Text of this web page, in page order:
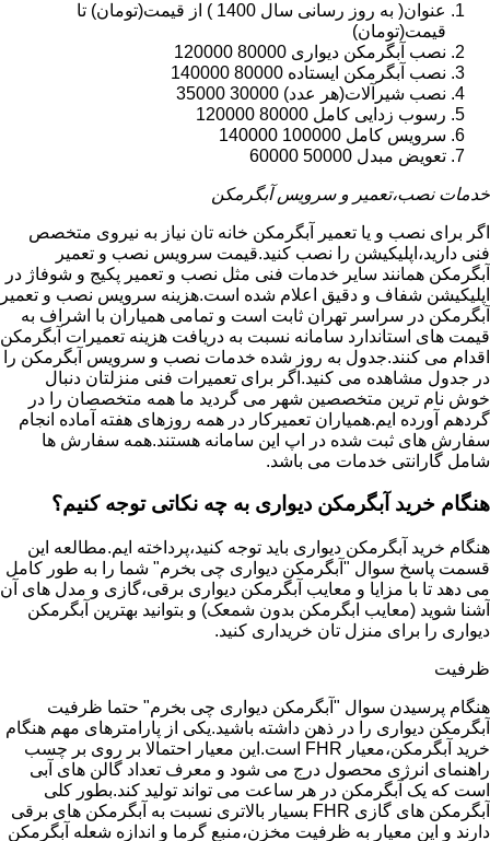
عنوان( به روز رسانی سال 1400 ) از قیمت(تومان) تا
قیمت(تومان)
نصب آبگرمکن دیواری 80000 120000
نصب آبگرمکن ایستاده 80000 140000
نصب شیرآلات(هر عدد) 30000 35000
رسوب زدایی کامل 80000 120000
سرویس کامل 100000 140000
تعویض مبدل 50000 60000
خدمات نصب،تعمیر و سرویس آبگرمکن
اگر برای نصب و یا تعمیر آبگرمکن خانه تان نیاز به نیروی متخصص
فنی دارید،اپلیکیشن را نصب کنید.قیمت سرویس نصب و تعمیر
آبگرمکن همانند سایر خدمات فنی مثل نصب و تعمیر پکیج و شوفاژ در
اپلیکیشن شفاف و دقیق اعلام شده است.هزینه سرویس نصب و تعمیر
آبگرمکن در سراسر تهران ثابت است و تمامی همیاران با اشراف به
قیمت های استاندارد سامانه نسبت به دریافت هزینه تعمیرات آبگرمکن
اقدام می کنند.جدول به روز شده خدمات نصب و سرویس آبگرمکن را
در جدول مشاهده می کنید.اگر برای تعمیرات فنی منزلتان دنبال
خوش نام ترین متخصصین شهر می گردید ما همه متخصصان را در
گردهم آورده ایم.همیاران تعمیرکار در همه روزهای هفته آماده انجام
سفارش های ثبت شده در اپ این سامانه هستند.همه سفارش ها
شامل گارانتی خدمات می باشد.
هنگام خرید آبگرمکن دیواری به چه نکاتی توجه کنیم؟
هنگام خرید آبگرمکن دیواری باید توجه کنید،پرداخته ایم.مطالعه این
قسمت پاسخ سوال "آبگرمکن دیواری چی بخرم" شما را به طور کامل
می دهد تا با مزایا و معایب آبگرمکن دیواری برقی،گازی و مدل های آن
آشنا شوید (معایب ابگرمکن بدون شمعک) و بتوانید بهترین آبگرمکن
دیواری را برای منزل تان خریداری کنید.
ظرفیت
هنگام پرسیدن سوال "آبگرمکن دیواری چی بخرم" حتما ظرفیت
آبگرمکن دیواری را در ذهن داشته باشید.یکی از پارامترهای مهم هنگام
خرید آبگرمکن،معیار FHR است.این معیار احتمالا بر روی بر چسب
راهنمای انرژی محصول درج می شود و معرف تعداد گالن های آبی
است که یک آبگرمکن در هر ساعت می تواند تولید کند.بطور کلی
آبگرمکن های گازی FHR بسیار بالاتری نسبت به آبگرمکن های برقی
دارند و این معیار به ظرفیت مخزن،منبع گرما و اندازه شعله آبگرمکن